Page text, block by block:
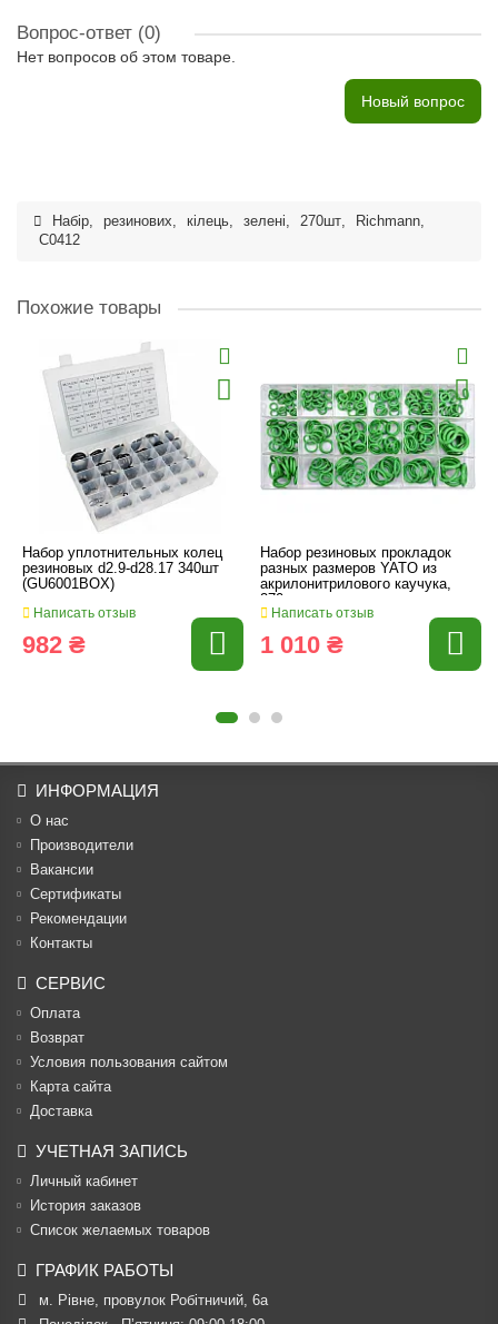
Вопрос-ответ (0)
Нет вопросов об этом товаре.
Новый вопрос
Набір, резинових, кілець, зелені, 270шт, Richmann,
C0412
Похожие товары
Набор уплотнительных колец
резиновых d2.9-d28.17 340шт
(GU6001BOX)
Написать отзыв
982 ₴
Набор резиновых прокладок
разных размеров YATO из
акрилонитрилового каучука,
270 шт.
Написать отзыв
1 010 ₴
ИНФОРМАЦИЯ
О нас
Производители
Вакансии
Cертификаты
Рекомендации
Контакты
СЕРВИС
Оплата
Возврат
Условия пользования сайтом
Карта сайта
Доставка
УЧЕТНАЯ ЗАПИСЬ
Личный кабинет
История заказов
Список желаемых товаров
ГРАФИК РАБОТЫ
м. Рівне, провулок Робітничий, 6а